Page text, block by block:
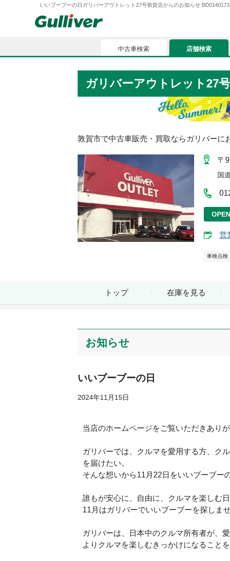
いいブーブーの日ガリバーアウトレット27号敦賀店からのお知らせ
中古車検索
お客様の評価
お気に入り
中古車検索 店舗検索
ガリバーアウトレット27
敦賀市で中古車販売・買取ならガリバーに
〒
国
OPEN
営
車検点検
トップ 在庫を見る
お知らせ
いいブーブーの日
2024年11月15日
当店のホームページをご覧いただきあり
ガリバーでは、クルマを愛用する方、ク
を届けたい。
そんな想いから11月22日をいいブーブー
誰もが安心に、自由に、クルマを楽しむ
11月はガリバーでいいブーブーを探しま
ガリバーは、日本中のクルマ所有者が、愛
よりクルマを楽しむきっかけになること